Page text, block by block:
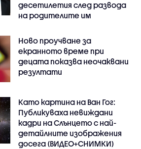
десетилетия след развода
на родителите им
Ново проучване за
екранното време при
децата показва неочаквани
резултати
Като картина на Ван Гог:
Публикуваха невиждани
кадри на Слънцето с най-
детайлните изображения
досега (ВИДЕО+СНИМКИ)